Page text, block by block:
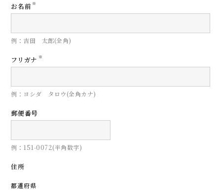
お名前 ※
例：吉田 太郎(全角)
フリガナ ※
例：ヨシダ タロウ(全角カナ)
郵便番号
例：151-0072(半角数字)
住所
都道府県